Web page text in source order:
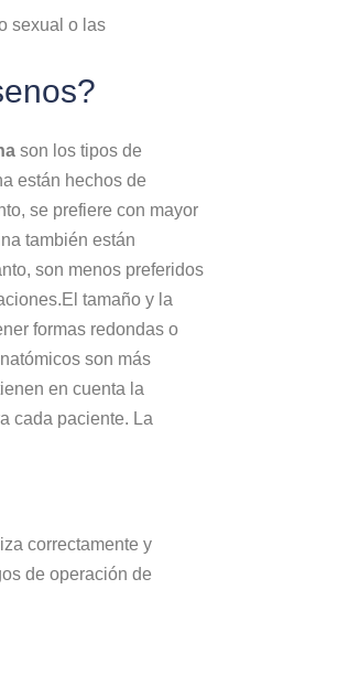
sexual o las
son los tipos de
están hechos de
se prefiere con mayor
también están
son menos preferidos
tamaño y la
formas redondas o
son más
en cuenta la
cada paciente. La
correctamente y
de operación de